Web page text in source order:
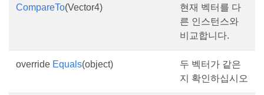
CompareTo(Vector4)
현재 벡터를 다
른 인스턴스와
비교합니다.
override Equals(object)
두 벡터가 같은
지 확인하십시오